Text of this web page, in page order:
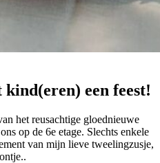
een feest!
het reusachtige gloednieuwe
op de 6e etage. Slechts enkele
van mijn lieve tweelingzusje,